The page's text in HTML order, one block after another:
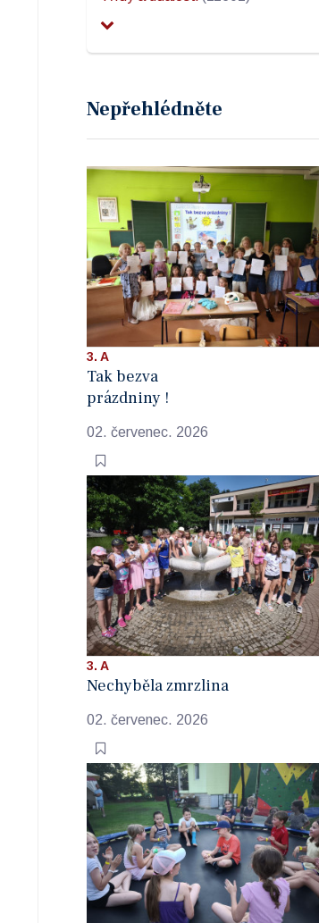
Nepřehlédněte
3. A
Tak bezva
prázdniny !
02. červenec. 2026
3. A
Nechyběla zmrzlina
02. červenec. 2026